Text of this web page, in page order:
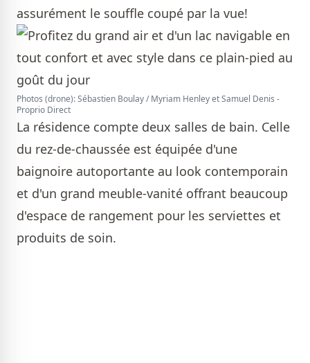
assurément le souffle coupé par la vue!
Photos (drone): Sébastien Boulay / Myriam Henley et Samuel Denis -
Proprio Direct
La résidence compte deux salles de bain. Celle
du rez-de-chaussée est équipée d'une
baignoire autoportante au look contemporain
et d'un grand meuble-vanité offrant beaucoup
d'espace de rangement pour les serviettes et
produits de soin.